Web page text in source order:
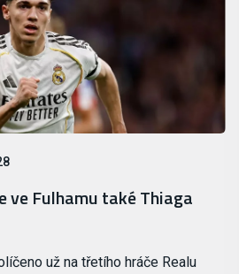
ve Fulhamu také Thiaga
už na třetího hráče Realu